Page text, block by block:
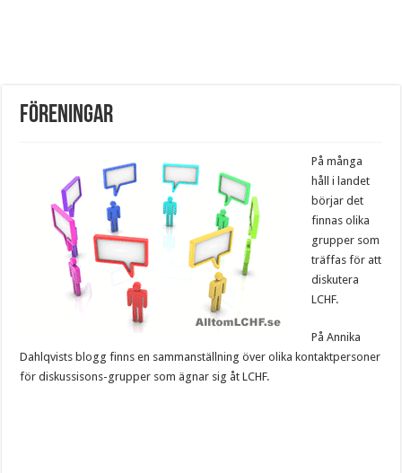
Föreningar
På många
håll i landet
börjar det
finnas olika
grupper som
träffas för att
diskutera
LCHF.
På Annika
Dahlqvists blogg finns en sammanställning över olika kontaktpersoner
för diskussisons-grupper som ägnar sig åt LCHF.